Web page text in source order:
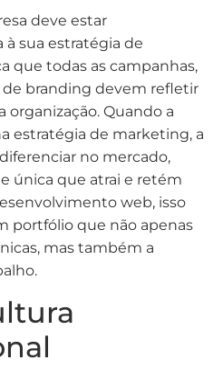
deve estar
sua estratégia de
que todas as campanhas,
de branding devem refletir
organização. Quando a
estratégia de marketing, a
no mercado,
única que atrai e retém
web, isso
portfólio que não apenas
mas também a